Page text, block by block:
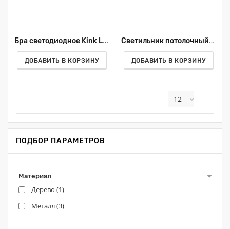
Бра светодиодное Kink Light Предложение 074110,25
ДОБАВИТЬ В КОРЗИНУ
Светильник потолочный светодиодный Kink Light Бомбардировщик 074504
ДОБАВИТЬ В КОРЗИНУ
12
ПОДБОР ПАРАМЕТРОВ
Материал
Дерево (1)
Металл (3)